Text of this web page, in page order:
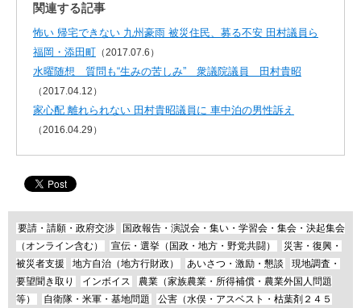
関連する記事
怖い 帰宅できない 九州豪雨 被災住民、募る不安 田村議員ら
福岡・添田町 （2017.07.6）
水曜随想 質問も“生みの苦しみ” 衆議院議員 田村貴昭
（2017.04.12）
家心配 離れられない 田村貴昭議員に 車中泊の男性訴え
（2016.04.29）
要請・請願・政府交渉
国政報告・演説会・集い・学習会・集会・決起集会
（オンライン含む）
宣伝・選挙（国政・地方・野党共闘）
災害・復興・
被災者支援
地方自治（地方行財政） あいさつ・激励・懇談
現地調査・
要望聞き取り
インボイス
農業（家族農業・所得補償・農業外国人問題
等）
自衛隊・米軍・基地問題
公害（水俣・アスベスト・枯葉剤２４５